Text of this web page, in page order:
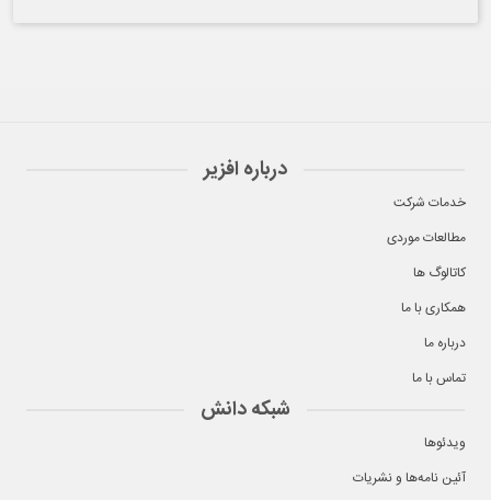
درباره افزیر
خدمات شرکت
مطالعات موردی
کاتالوگ ها
همکاری با ما
درباره ما
تماس با ما
شبکه دانش
ویدئوها
آئین نامه‌ها و نشریات